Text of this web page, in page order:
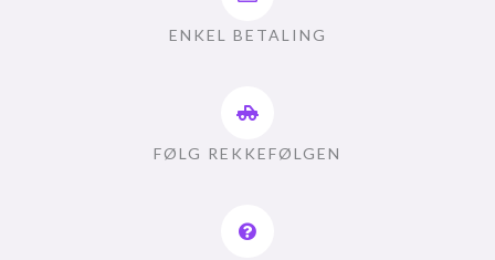
ENKEL BETALING
FØLG REKKEFØLGEN